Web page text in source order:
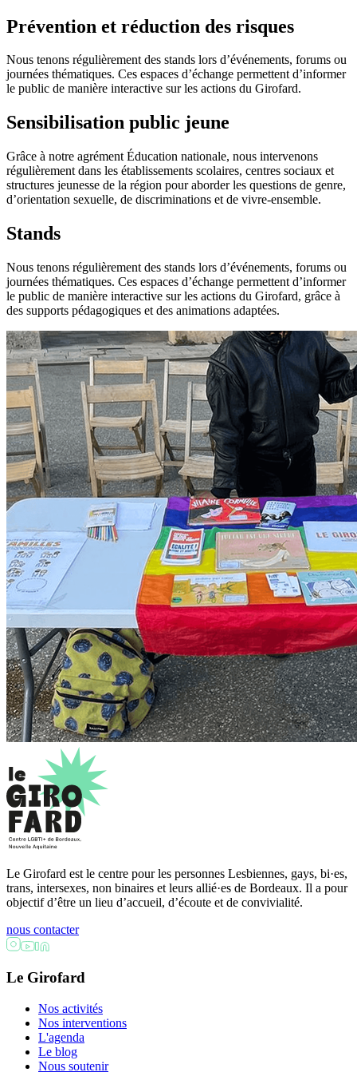
Prévention et réduction des risques
Nous tenons régulièrement des stands lors d’événements, forums ou
journées thématiques. Ces espaces d’échange permettent d’informer
le public de manière interactive sur les actions du Girofard.
Sensibilisation public jeune
Grâce à notre agrément Éducation nationale, nous intervenons
régulièrement dans les établissements scolaires, centres sociaux et
structures jeunesse de la région pour aborder les questions de genre,
d’orientation sexuelle, de discriminations et de vivre-ensemble.
Stands
Nous tenons régulièrement des stands lors d’événements, forums ou
journées thématiques. Ces espaces d’échange permettent d’informer
le public de manière interactive sur les actions du Girofard, grâce à
des supports pédagogiques et des animations adaptées.
Le Girofard est le centre pour les personnes Lesbiennes, gays, bi·es,
trans, intersexes, non binaires et leurs allié·es de Bordeaux. Il a pour
objectif d’être un lieu d’accueil, d’écoute et de convivialité.
nous contacter
Le Girofard
Nos activités
Nos interventions
L'agenda
Le blog
Nous soutenir